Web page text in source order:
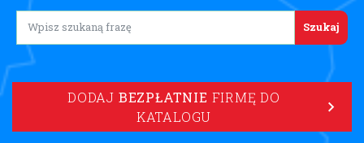
Lorem ipsum
DODAJ BEZPŁATNIE FIRMĘ DO
KATALOGU